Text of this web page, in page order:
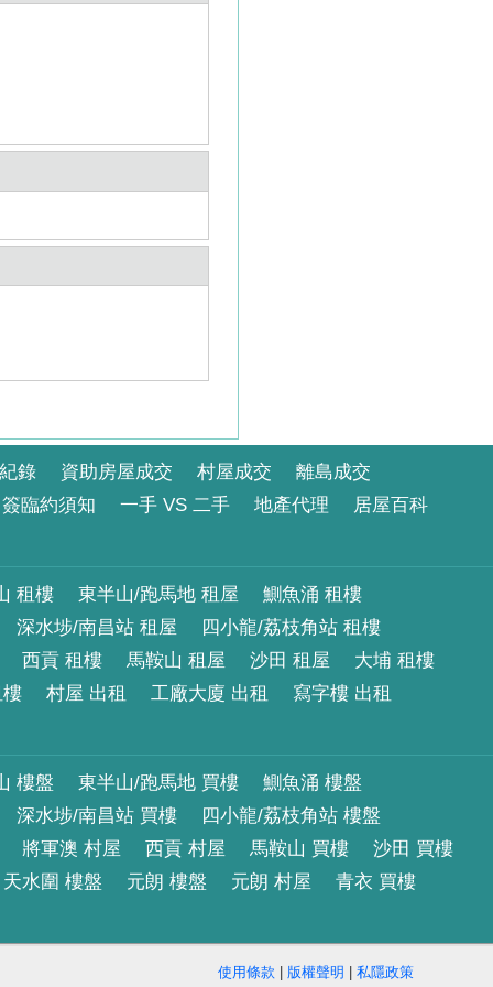
錄 資助房屋成交 村屋成交
離島成交
簽臨約須知 一手 VS 二手 地產代理
居屋百科
租樓 東半山/跑馬地 租屋
鰂魚涌 租樓
深水埗/南昌站 租屋
四小龍/荔枝角站 租樓
西貢 租樓 馬鞍山 租屋 沙田 租屋
大埔 租樓
村屋 出租 工廠大廈 出租
寫字樓 出租
樓盤 東半山/跑馬地 買樓
鰂魚涌 樓盤
深水埗/南昌站 買樓
四小龍/荔枝角站 樓盤
將軍澳 村屋 西貢 村屋 馬鞍山 買樓
沙田 買樓
天水圍 樓盤 元朗 樓盤 元朗 村屋
青衣 買樓
使用條款 | 版權聲明 | 私隱政策